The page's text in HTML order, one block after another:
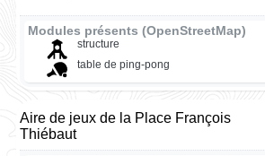
Modules présents (OpenStreetMap)
structure
table de ping-pong
Aire de jeux de la Place François
Thiébaut